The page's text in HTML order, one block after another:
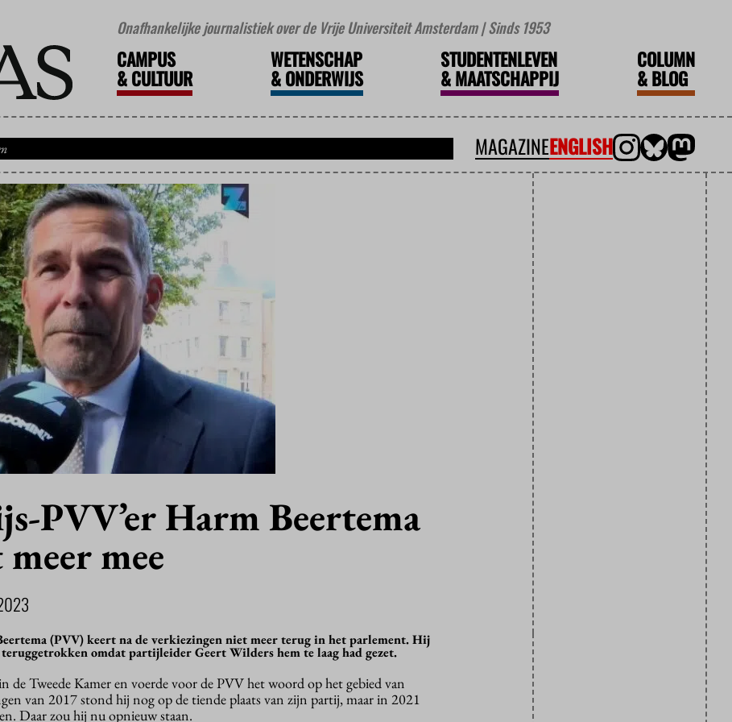
Onafhankelijke journalistiek over de Vrije Universiteit Amsterdam | Sinds 1953
CAMPUS
&CULTUUR
WETENSCHAP
&ONDERWIJS
STUDENTENLEVEN
&MAATSCHAPPIJ
COLUMN
&BLOG
MAGAZINEENGLISH
PVV’er Harm Beertema
mee
(PVV) keert na de verkiezingen niet meer terug in het parlement. Hij
omdat partijleider Geert Wilders hem te laag had gezet.
de Tweede Kamer en voerde voor de PVV het woord op het gebied van
van 2017 stond hij nog op de tiende plaats van zijn partij, maar in 2021
Daar zou hij nu opnieuw staan.